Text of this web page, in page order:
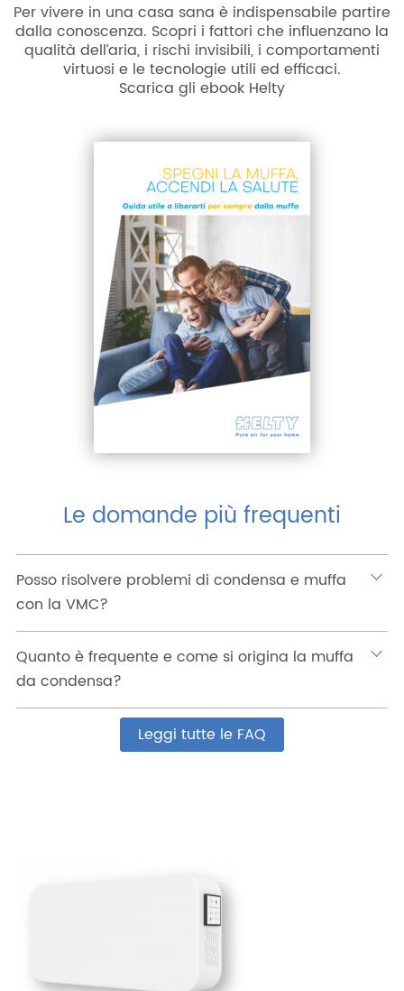
Per vivere in una casa sana è indispensabile partire
dalla conoscenza. Scopri i fattori che influenzano la
qualità dell’aria, i rischi invisibili, i comportamenti
virtuosi e le tecnologie utili ed efficaci.
Scarica gli ebook Helty
Le domande più frequenti
Posso risolvere problemi di condensa e muffa
con la VMC?
Quanto è frequente e come si origina la muffa
da condensa?
Leggi tutte le FAQ